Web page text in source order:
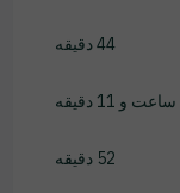
44 دقیقه
52 دقیقه